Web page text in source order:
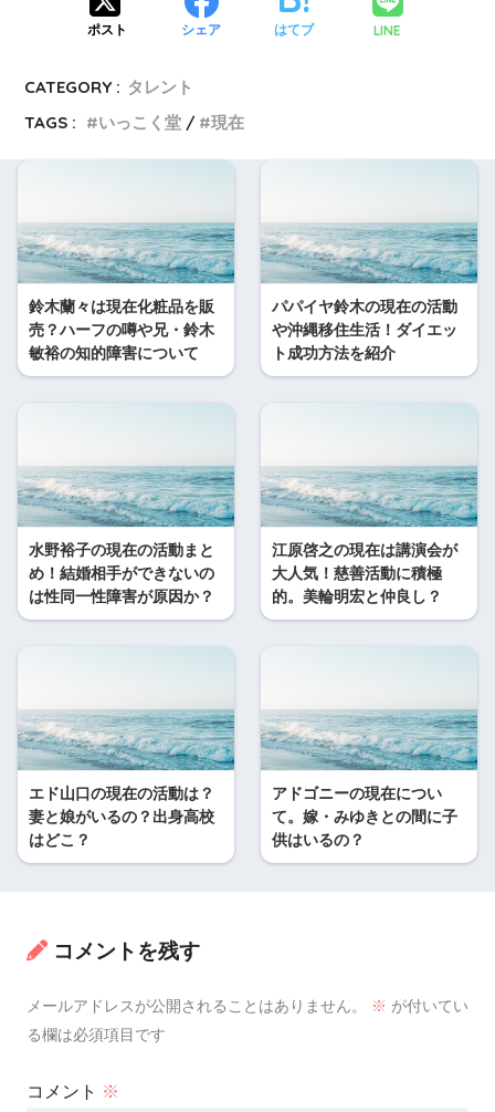
ポスト シェア はてブ LINE
CATEGORY : タレント
TAGS :
いっこく堂 現在
鈴木蘭々は現在化粧品を販
売？ハーフの噂や兄・鈴木
敏裕の知的障害について
パパイヤ鈴木の現在の活動
や沖縄移住生活！ダイエッ
ト成功方法を紹介
水野裕子の現在の活動まと
め！結婚相手ができないの
は性同一性障害が原因か？
江原啓之の現在は講演会が
大人気！慈善活動に積極
的。美輪明宏と仲良し？
エド山口の現在の活動は？
妻と娘がいるの？出身高校
はどこ？
アドゴニーの現在につい
て。嫁・みゆきとの間に子
供はいるの？
コメントを残す
メールアドレスが公開されることはありません。 ※ が付いてい
る欄は必須項目です
コメント ※